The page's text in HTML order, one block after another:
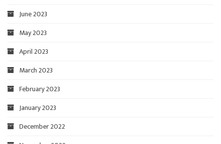
June 2023
May 2023
April 2023
March 2023
February 2023
January 2023
December 2022